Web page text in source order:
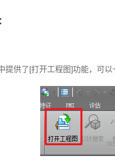
提供了[打开工程图]功能，可以